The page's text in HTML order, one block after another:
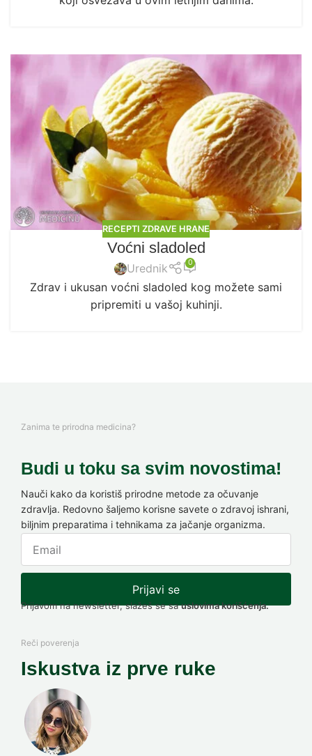
RECEPTI ZDRAVE HRANE
Voćni sladoled
Urednik 0
Zdrav i ukusan voćni sladoled kog možete sami
pripremiti u vašoj kuhinji.
Zanima te prirodna medicina?
Budi u toku sa svim novostima!
Nauči kako da koristiš prirodne metode za očuvanje
zdravlja. Redovno šaljemo korisne savete o zdravoj ishrani,
biljnim preparatima i tehnikama za jačanje organizma.
Prijavi se
Prijavom na newsletter, slažeš se sauslovima korišćenja.
Reči poverenja
Iskustva iz prve ruke